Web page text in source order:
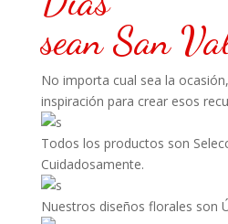
seanSan
No importa cual sea la
inspiración para crear esos
Todos los productos son
Cuidadosamente.
Nuestros diseños florales son